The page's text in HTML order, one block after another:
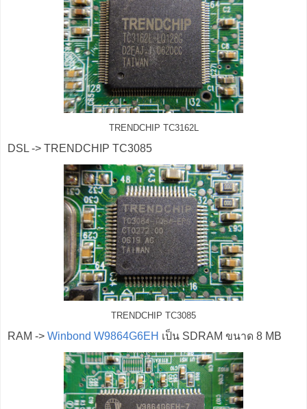
TRENDCHIP TC3162L
DSL -> TRENDCHIP TC3085
TRENDCHIP TC3085
RAM -> Winbond W9864G6EH เป็น SDRAM ขนาด 8 MB